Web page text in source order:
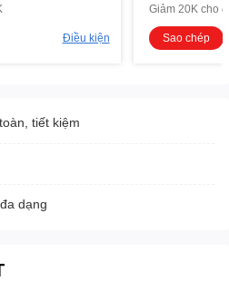
Điều kiện
Giảm 20K cho
Sao chép
tiết kiệm
dạng